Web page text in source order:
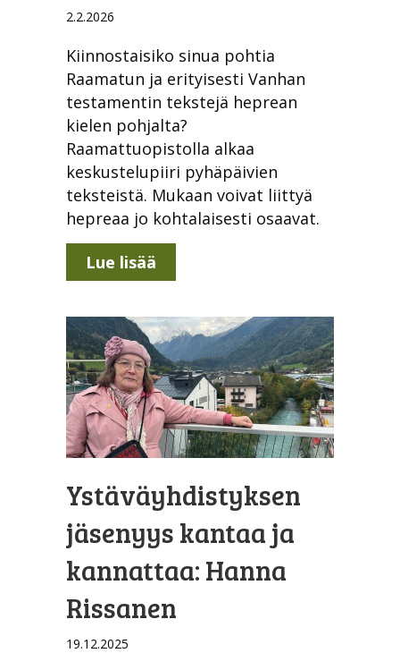
2.2.2026
Kiinnostaisiko sinua pohtia
Raamatun ja erityisesti Vanhan
testamentin tekstejä heprean
kielen pohjalta?
Raamattuopistolla alkaa
keskustelupiiri pyhäpäivien
teksteistä. Mukaan voivat liittyä
hepreaa jo kohtalaisesti osaavat.
Lue lisää
Ystäväyhdistyksen
jäsenyys kantaa ja
kannattaa: Hanna
Rissanen
19.12.2025